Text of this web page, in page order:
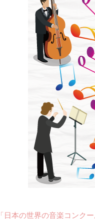
「日本の世界の音楽コンク